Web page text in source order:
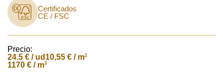
Certificados
CE / FSC
Precio:
24.5 € / ud 10,55 € / m2
1170 € / m3